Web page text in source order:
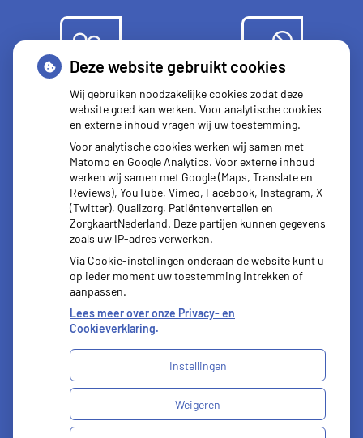
Herhaal
recepten
Anticonceptie
middelen
Vragen
stellen
Uw Zorg Online|Beheer
Bezoek
onze
Deze website gebruikt cookies
Wij gebruiken noodzakelijke cookies zodat deze
website goed kan werken. Voor analytische cookies
en externe inhoud vragen wij uw toestemming.
Voor analytische cookies werken wij samen met
Matomo en Google Analytics. Voor externe inhoud
werken wij samen met Google (Maps, Translate en
Reviews), YouTube, Vimeo, Facebook, Instagram, X
(Twitter), Qualizorg, Patiëntenvertellen en
ZorgkaartNederland. Deze partijen kunnen gegevens
zoals uw IP-adres verwerken.
Via Cookie-instellingen onderaan de website kunt u
op ieder moment uw toestemming intrekken of
aanpassen.
Lees meer over onze Privacy- en
Cookieverklaring.
Instellingen
Weigeren